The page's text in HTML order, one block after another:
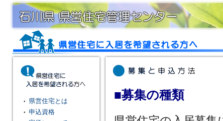
・ 県営住宅とは
・ 申込資格
■募集の種類